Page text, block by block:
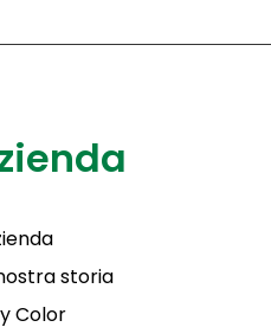
storia
Color